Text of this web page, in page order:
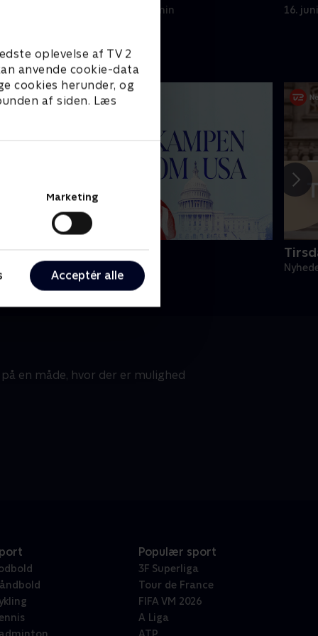
oplevelse af TV 2
anvende cookie-data
cookies herunder, og
af siden. Læs
Marketing
Acceptér alle
hjemmesider fundet 1400 billeder.
17. juni 2026 • 115 min 16.
om USA
& Magasiner
en måde, hvor der er mulighed
Populær sport
3F Superliga
Tour de France
FIFA VM 2026
A Liga